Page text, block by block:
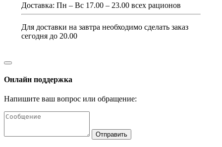
Доставка: Пн – Вс 17.00 – 23.00 всех рационов
Для доставки на завтра необходимо сделать заказ
сегодня до 20.00
Онлайн поддержка
Напишите ваш вопрос или обращение:
Отправить